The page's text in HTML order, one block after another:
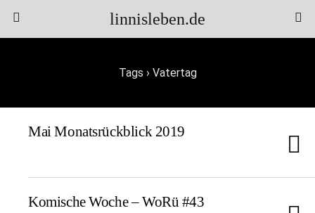
linnisleben.de
Tags › Vatertag
Mai Monatsrückblick 2019
Komische Woche – WoRü #43